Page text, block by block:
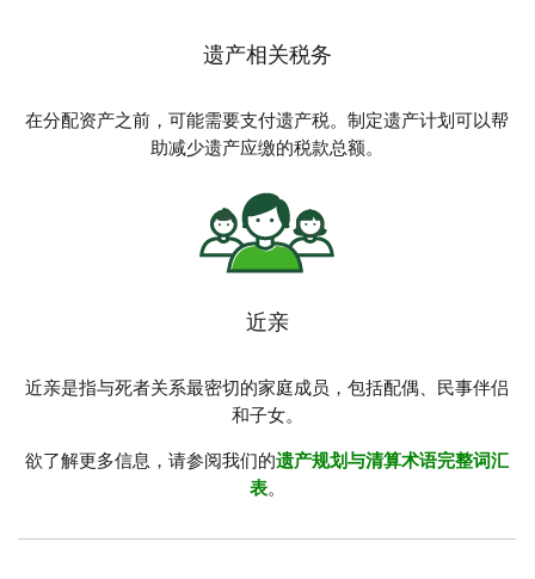
遗产相关税务
在分配资产之前，可能需要支付遗产税。制定遗产计划可以帮
助减少遗产应缴的税款总额。
近亲
近亲是指与死者关系最密切的家庭成员，包括配偶、民事伴侣
和子女。
欲了解更多信息，请参阅我们的遗产规划与清算术语完整词汇
表。